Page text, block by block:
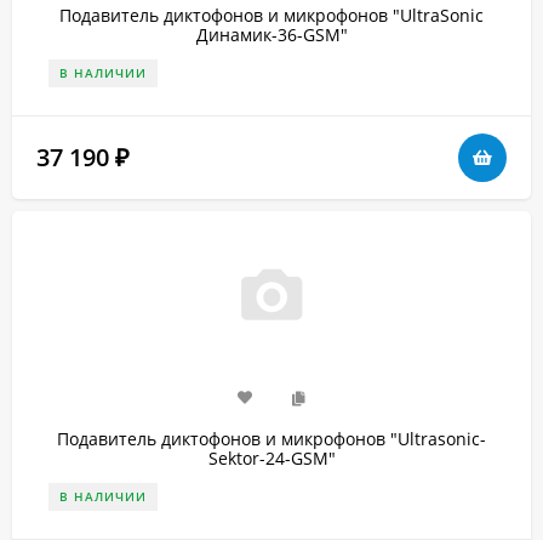
Подавитель диктофонов и микрофонов "UltraSonic
Динамик-36-GSM"
В НАЛИЧИИ
37 190 ₽
Подавитель диктофонов и микрофонов "Ultrasonic-
Sektor-24-GSM"
В НАЛИЧИИ